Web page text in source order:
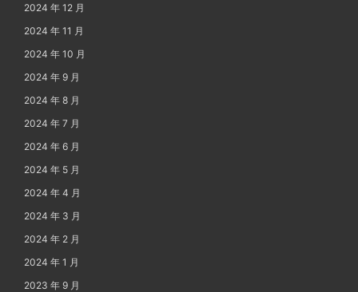
2024 年 12 月
2024 年 11 月
2024 年 10 月
2024 年 9 月
2024 年 8 月
2024 年 7 月
2024 年 6 月
2024 年 5 月
2024 年 4 月
2024 年 3 月
2024 年 2 月
2024 年 1 月
2023 年 9 月